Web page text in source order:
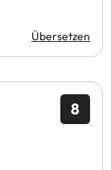
Übersetzen
8